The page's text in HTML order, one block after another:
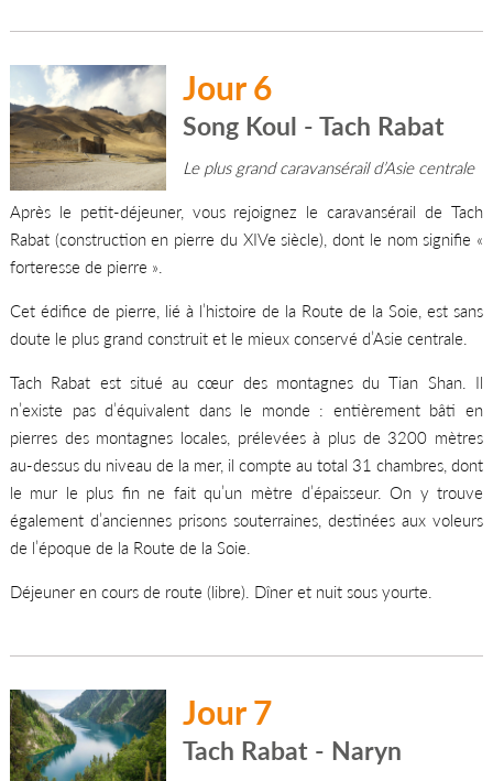
Jour 6
Song Koul - Tach Rabat
Le plus grand caravansérail d’Asie centrale
Après le petit-déjeuner, vous rejoignez le caravansérail de Tach
Rabat (construction en pierre du XIVe siècle), dont le nom signifie «
forteresse de pierre ».
Cet édifice de pierre, lié à l’histoire de la Route de la Soie, est sans
doute le plus grand construit et le mieux conservé d’Asie centrale.
Tach Rabat est situé au cœur des montagnes du Tian Shan. Il
n’existe pas d’équivalent dans le monde : entièrement bâti en
pierres des montagnes locales, prélevées à plus de 3200 mètres
au-dessus du niveau de la mer, il compte au total 31 chambres, dont
le mur le plus fin ne fait qu’un mètre d’épaisseur. On y trouve
également d’anciennes prisons souterraines, destinées aux voleurs
de l’époque de la Route de la Soie.
Déjeuner en cours de route (libre). Dîner et nuit sous yourte.
Jour 7
Tach Rabat - Naryn